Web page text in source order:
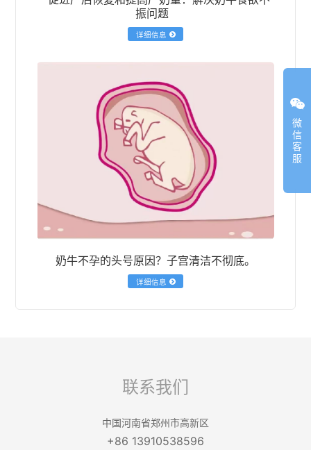
振问题
详细信息
奶牛不孕的头号原因？子宫清洁不彻底。
详细信息
联系我们
中国河南省郑州市高新区
+86 13910538596
微
信
客
服